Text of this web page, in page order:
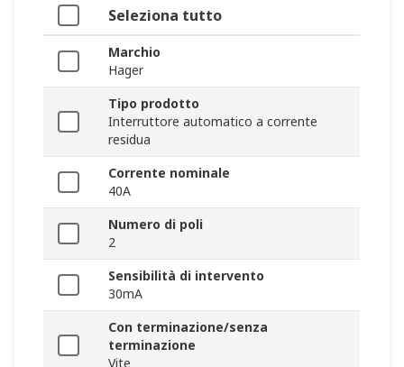
Seleziona tutto
Marchio
Hager
Tipo prodotto
Interruttore automatico a corrente
residua
Corrente nominale
40A
Numero di poli
2
Sensibilità di intervento
30mA
Con terminazione/senza
terminazione
Vite